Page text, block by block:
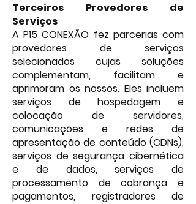
Terceiros Provedores de
Serviços
A P15 CONEXÃO fez parcerias com
provedores de serviços
selecionados cujas soluções
complementam, facilitam e
aprimoram os nossos. Eles incluem
serviços de hospedagem e
colocação de servidores,
comunicações e redes de
apresentação de conteúdo (CDNs),
serviços de segurança cibernética
e de dados, serviços de
processamento de cobrança e
pagamentos, registradores de